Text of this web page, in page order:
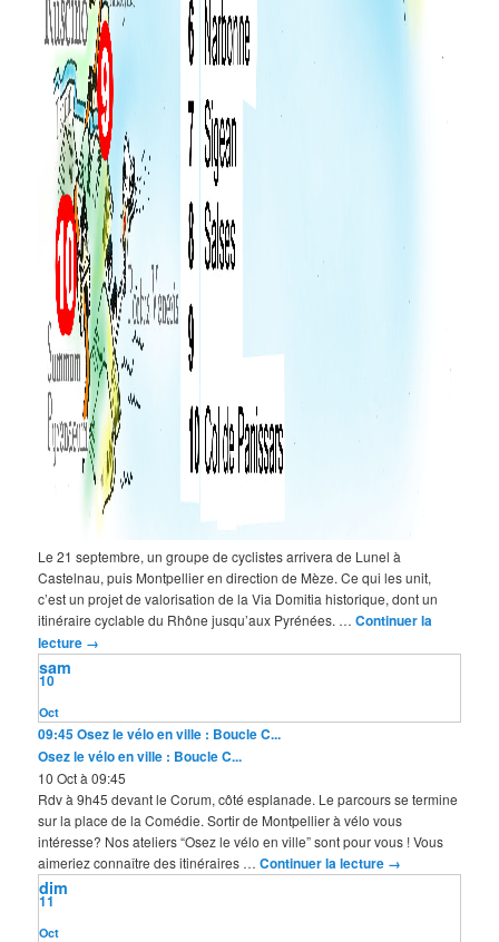
Le 21 septembre, un groupe de cyclistes arrivera de Lunel à
Castelnau, puis Montpellier en direction de Mèze. Ce qui les unit,
c’est un projet de valorisation de la Via Domitia historique, dont un
itinéraire cyclable du Rhône jusqu’aux Pyrénées. …Continuer la
lecture →
Oct
10
sam
09:45Osez le vélo en ville : Boucle C...
Osez le vélo en ville : Boucle C...
10 Oct à 09:45
Rdv à 9h45 devant le Corum, côté esplanade. Le parcours se termine
sur la place de la Comédie. Sortir de Montpellier à vélo vous
intéresse? Nos ateliers “Osez le vélo en ville” sont pour vous ! Vous
aimeriez connaître des itinéraires …Continuer la lecture →
Oct
11
dim